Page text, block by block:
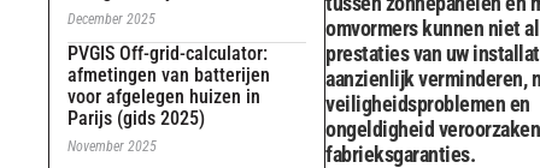
December 2025
PVGIS Off-grid-calculator:
afmetingen van batterijen
voor afgelegen huizen in
Parijs (gids 2025)
November 2025
omvormers kunnen niet
prestaties van uw
aanzienlijk verminderen,
veiligheidsproblemen en
ongeldigheid veroorzaken
fabrieksgaranties.